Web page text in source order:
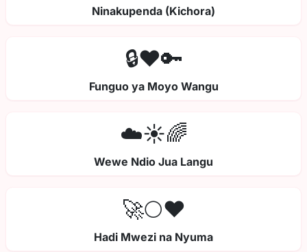
Ninakupenda (Kichora)
🔒❤️🔑
Funguo ya Moyo Wangu
☁️☀️🌈
Wewe Ndio Jua Langu
🚀🌕❤️
Hadi Mwezi na Nyuma